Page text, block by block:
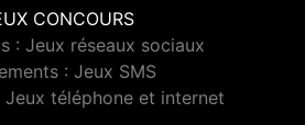
CONCOURS
: Jeux réseaux sociaux
: Jeux SMS
Jeux téléphone et internet